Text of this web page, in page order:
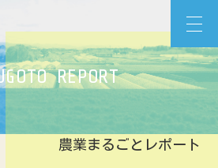
ポート
REPORT
農業まるごとレポート